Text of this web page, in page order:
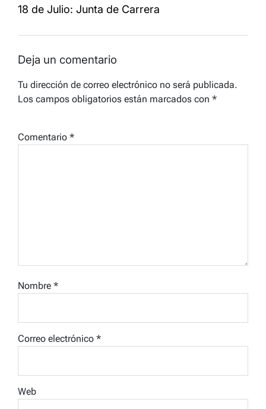
18 de Julio: Junta de Carrera
Deja un comentario
Tu dirección de correo electrónico no será publicada.
Los campos obligatorios están marcados con *
Comentario *
Nombre *
Correo electrónico *
Web